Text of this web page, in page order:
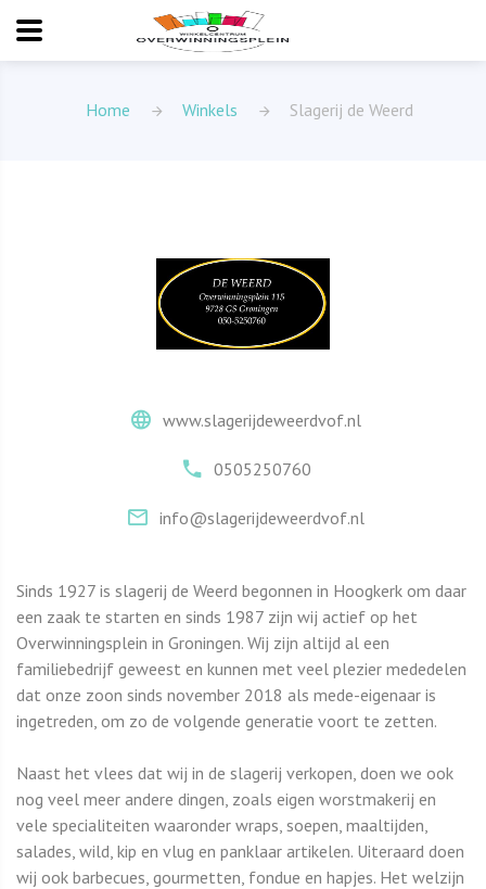
Home Winkels Slagerij de Weerd
www.slagerijdeweerdvof.nl
0505250760
info@slagerijdeweerdvof.nl
Sinds 1927 is slagerij de Weerd begonnen in Hoogkerk om daar
een zaak te starten en sinds 1987 zijn wij actief op het
Overwinningsplein in Groningen. Wij zijn altijd al een
familiebedrijf geweest en kunnen met veel plezier mededelen
dat onze zoon sinds november 2018 als mede-eigenaar is
ingetreden, om zo de volgende generatie voort te zetten.
Naast het vlees dat wij in de slagerij verkopen, doen we ook
nog veel meer andere dingen, zoals eigen worstmakerij en
vele specialiteiten waaronder wraps, soepen, maaltijden,
salades, wild, kip en vlug en panklaar artikelen. Uiteraard doen
wij ook barbecues, gourmetten, fondue en hapjes. Het welzijn